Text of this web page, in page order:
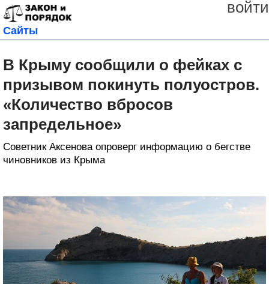
войти
Сайты
В Крыму сообщили о фейках с
призывом покинуть полуостров.
«Количество вбросов
запредельное»
Советник Аксенова опроверг информацию о бегстве
чиновников из Крыма